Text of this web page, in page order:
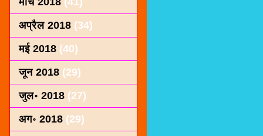
अप्रैल 2018 (34)
मई 2018 (40)
जून 2018 (29)
जुल॰ 2018 (27)
अग॰ 2018 (29)